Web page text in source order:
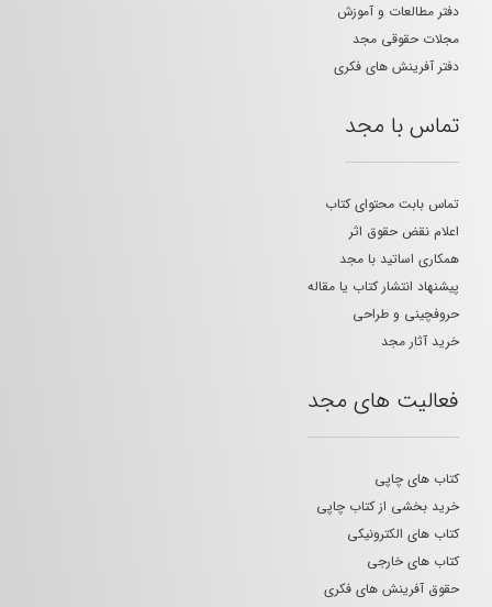
دفتر مطالعات و آموزش
مجلات حقوقی مجد
دفتر آفرینش های فکری
تماس با مجد
تماس بابت محتوای کتاب
اعلام نقض حقوق اثر
همکاری اساتید با مجد
پیشنهاد انتشار کتاب یا مقاله
حروفچینی و طراحی
خرید آثار مجد
فعالیت های مجد
کتاب های چاپی
خرید بخشی از کتاب چاپی
کتاب های الکترونیکی
کتاب های خارجی
حقوق آفرینش های فکری